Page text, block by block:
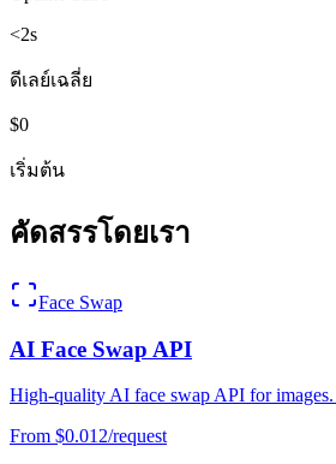
<2s
ดีเลย์เฉลี่ย
$0
เริ่มต้น
คัดสรรโดยเรา
Face Swap
AI Face Swap API
High-quality AI face swap API for
From $0.012/request